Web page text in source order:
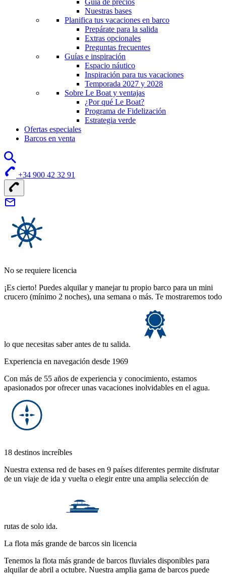
Nuestras bases
Planifica tus vacaciones en barco
Prepárate para la salida
Extras opcionales
Preguntas frecuentes
Guías e inspiración
Espacio náutico
Inspiración para tus vacaciones
Temporada 2027 y 2028
Sobre Le Boat y ventajas
¿Por qué Le Boat?
Programa de Fidelización
Estrategia verde
Ofertas especiales
Barcos en venta
+34 900 42 32 91
No se requiere licencia
¡Es cierto! Puedes alquilar y manejar tu propio barco para un mini
crucero (mínimo 2 noches), una semana o más. Te mostraremos todo
lo que necesitas saber antes de tu salida.
Experiencia en navegación desde 1969
Con más de 55 años de experiencia y conocimiento, estamos
apasionados por ofrecer unas vacaciones inolvidables en el agua.
18 destinos increíbles
Nuestra extensa red de bases en 9 países diferentes permite disfrutar
de un viaje de ida y vuelta o elegir entre una amplia selección de
rutas de solo ida.
La flota más grande de barcos sin licencia
Tenemos la flota más grande de barcos fluviales disponibles para
alquilar de abril a octubre. Nuestra amplia gama de barcos puede